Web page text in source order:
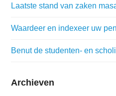
Laatste stand van zaken
Waardeer en indexeer uw
Benut de studenten- en
Archieven